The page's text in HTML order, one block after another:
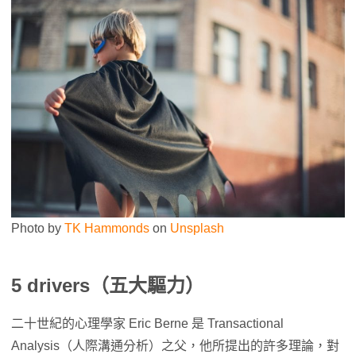
Photo by TK Hammonds on Unsplash
5 drivers（五大驅力）
二十世紀的心理學家 Eric Berne 是 Transactional
Analysis（人際溝通分析）之父，他所提出的許多理論，對